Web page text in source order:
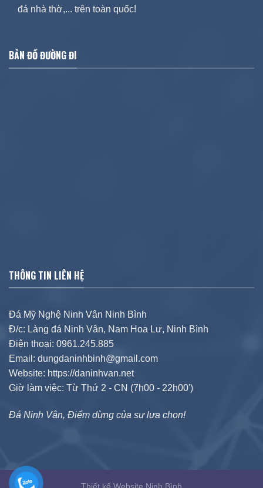
đá nhà thờ,... trên toàn quốc!
BẢN ĐỒ ĐƯỜNG ĐI
THÔNG TIN LIÊN HỆ
Đá Mỹ Nghệ Ninh Vân Ninh Bình
Đ/c: Làng đá Ninh Vân, Nam Hoa Lư, Ninh Bình
Điện thoại: 0961.245.885
Email: dungdaninhbinh@gmail.com
Website: https://daninhvan.net
Giờ làm việc: Từ Thứ 2 - CN (7h00 - 22h00')
Đá Ninh Vân, Điểm dừng của sự lựa chọn!